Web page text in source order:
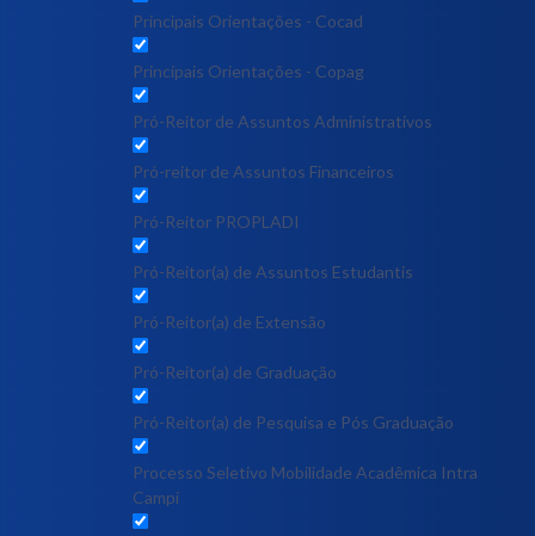
Principais Orientações - Cocad
Principais Orientações - Copag
Pró-Reitor de Assuntos Administrativos
Pró-reitor de Assuntos Financeiros
Pró-Reitor PROPLADI
Pró-Reitor(a) de Assuntos Estudantis
Pró-Reitor(a) de Extensão
Pró-Reitor(a) de Graduação
Pró-Reitor(a) de Pesquisa e Pós Graduação
Processo Seletivo Mobilidade Acadêmica Intra
Campi